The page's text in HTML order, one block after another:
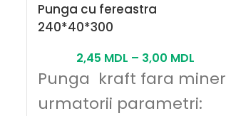
Punga cu fereastra
240*40*300
2,45 MDL – 3,00 MDL
Punga kraft fara miner
urmatorii parametri: